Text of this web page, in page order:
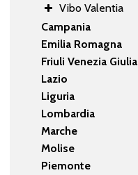
Vibo Valentia
Campania
Emilia Romagna
Friuli Venezia Giulia
Lazio
Liguria
Lombardia
Marche
Molise
Piemonte